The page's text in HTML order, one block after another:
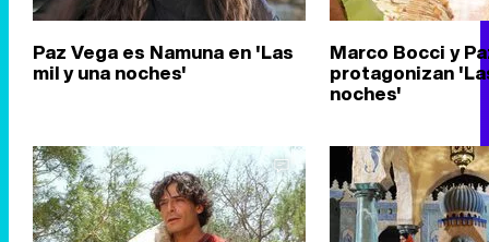
Paz Vega es Namuna en 'Las
mil y una noches'
Marco Bocci y
protagonizan
noches'